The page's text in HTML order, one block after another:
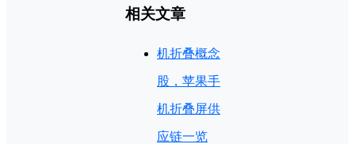
相关文章
机折叠概念
股，苹果手
机折叠屏供
应链一览